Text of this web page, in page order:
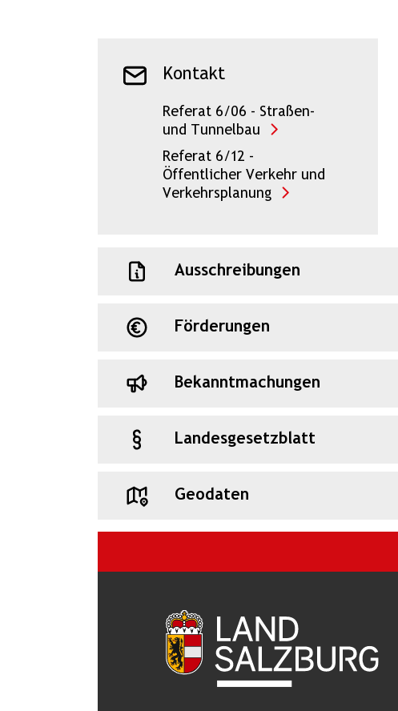
Kontakt
Referat 6/06 - Straßen-
und Tunnelbau
Referat 6/12 -
Öffentlicher Verkehr und
Verkehrsplanung
Ausschreibungen
Förderungen
Bekanntmachungen
Landesgesetzblatt
Geodaten